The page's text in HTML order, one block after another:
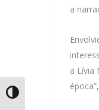
Alternar Alto Contraste
a
a Lívia